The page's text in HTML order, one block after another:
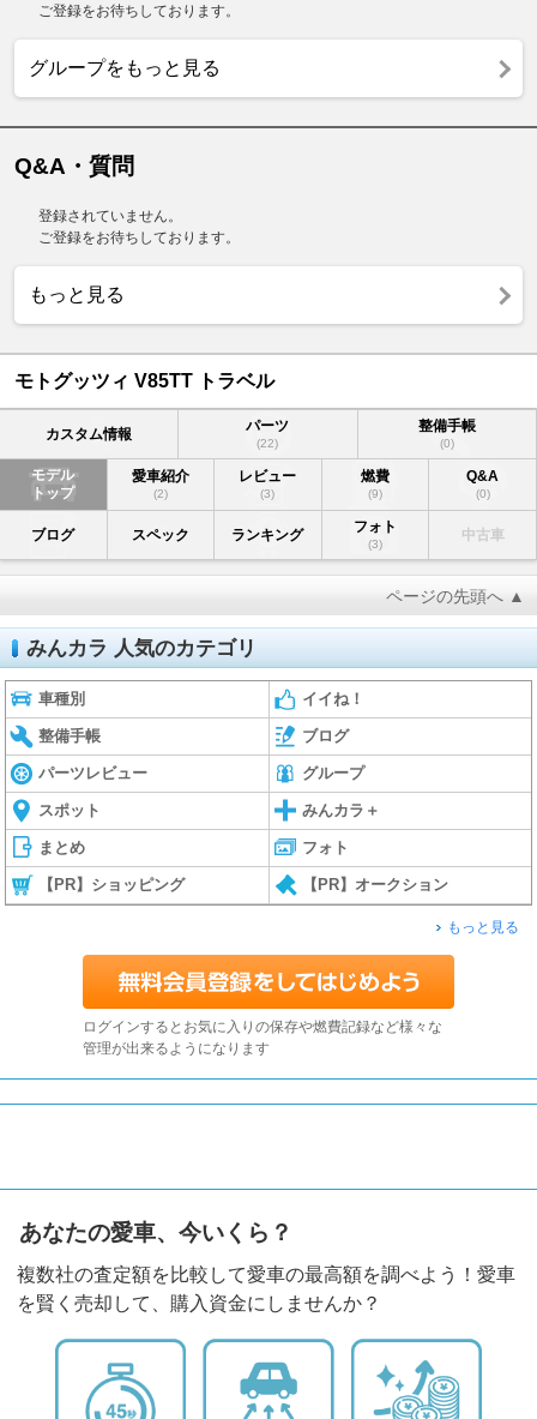
ご登録をお待ちしております。
グループをもっと見る
Q&A・質問
登録されていません。
ご登録をお待ちしております。
もっと見る
モトグッツィ V85TT トラベル
カスタム情報 パーツ
(22)
整備手帳
(0)
モデル
トップ
愛車紹介
(2)
レビュー
(3)
燃費
(9)
Q&A
(0)
ブログ スペック ランキング フォト
(3)
中古車
ページの先頭へ ▲
みんカラ 人気のカテゴリ
車種別 イイね！
整備手帳 ブログ
パーツレビュー グループ
スポット みんカラ＋
まとめ フォト
【PR】ショッピング 【PR】オークション
もっと見る
ログインするとお気に入りの保存や燃費記録など様々な
管理が出来るようになります
あなたの愛車、今いくら？
複数社の査定額を比較して愛車の最高額を調べよう！愛車
を賢く売却して、購入資金にしませんか？